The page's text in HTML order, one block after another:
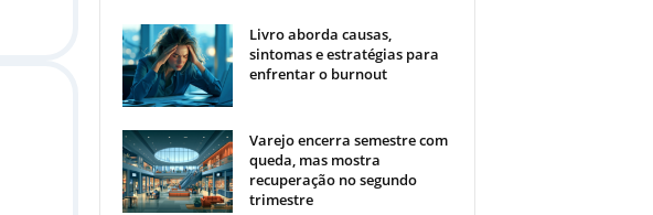
Livro aborda causas,
sintomas e estratégias para
enfrentar o burnout
Varejo encerra semestre com
queda, mas mostra
recuperação no segundo
trimestre